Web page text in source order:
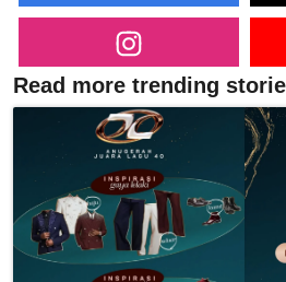
Read more trending